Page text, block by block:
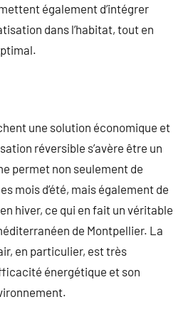
également d’intégrer
dans l’habitat, tout en
une solution économique et
réversible s’avère être un
permet non seulement de
mois d’été, mais également de
hiver, ce qui en fait un véritable
de Montpellier. La
en particulier, est très
énergétique et son